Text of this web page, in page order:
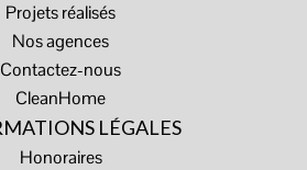
Projets réalisés
Nos agences
Contactez-nous
CleanHome
LÉGALES
Honoraires